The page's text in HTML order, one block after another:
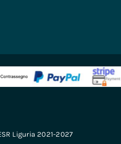
Liguria 2021-2027